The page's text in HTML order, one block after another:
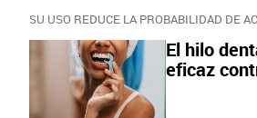
El hilo
eficaz